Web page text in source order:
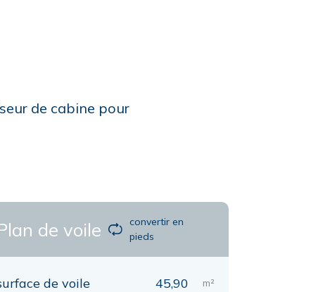
de cabine pour
de voile
convertir en
pieds
de voile 45,90 m²